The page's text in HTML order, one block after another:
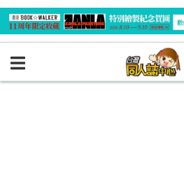
BOOKY書集倉庫